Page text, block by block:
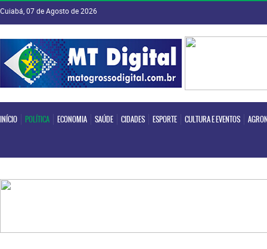
Cuiabá, 07 de Agosto de 2026
INÍCIO POLÍTICA ECONOMIA SAÚDE CIDADES ESPORTE CULTURA E EVENTOS
INÍCIO POLÍTICA ECONOMIA SAÚDE